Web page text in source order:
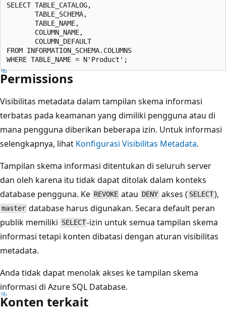
SELECT TABLE_CATALOG,
       TABLE_SCHEMA,
       TABLE_NAME,
       COLUMN_NAME,
       COLUMN_DEFAULT
FROM INFORMATION_SCHEMA.COLUMNS
Permissions
Visibilitas metadata dalam tampilan skema informasi
terbatas pada keamanan yang dimiliki pengguna atau di
mana pengguna diberikan beberapa izin. Untuk informasi
selengkapnya, lihat Konfigurasi Visibilitas Metadata.
Tampilan skema informasi ditentukan di seluruh server
dan oleh karena itu tidak dapat ditolak dalam konteks
database pengguna. Ke REVOKE atau DENYakses ( SELECT),
master database harus digunakan. Secara default peran
publik memiliki SELECT-izin untuk semua tampilan skema
informasi tetapi konten dibatasi dengan aturan visibilitas
metadata.
Anda tidak dapat menolak akses ke tampilan skema
informasi di Azure SQL Database.
Konten terkait